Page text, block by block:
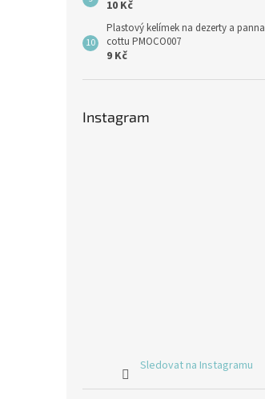
10 Kč
Plastový kelímek na dezerty a panna
cottu PMOCO007
9 Kč
Instagram
Sledovat na Instagramu